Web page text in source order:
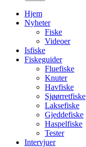
Hjem
Nyheter
Fiske
Videoer
Isfiske
Fiskeguider
Fluefiske
Knuter
Havfiske
Sjøørretfiske
Laksefiske
Gjeddefiske
Haspelfiske
Tester
Intervjuer